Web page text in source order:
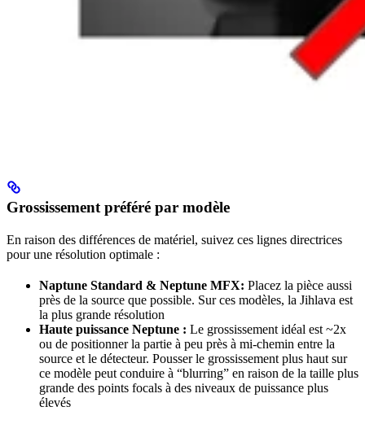
Grossissement préféré par modèle
En raison des différences de matériel, suivez ces lignes directrices
pour une résolution optimale :
Naptune Standard & Neptune MFX: Placez la pièce aussi
près de la source que possible. Sur ces modèles, la Jihlava est
la plus grande résolution
Haute puissance Neptune : Le grossissement idéal est ~2x
ou de positionner la partie à peu près à mi-chemin entre la
source et le détecteur. Pousser le grossissement plus haut sur
ce modèle peut conduire à “blurring” en raison de la taille plus
grande des points focals à des niveaux de puissance plus
élevés